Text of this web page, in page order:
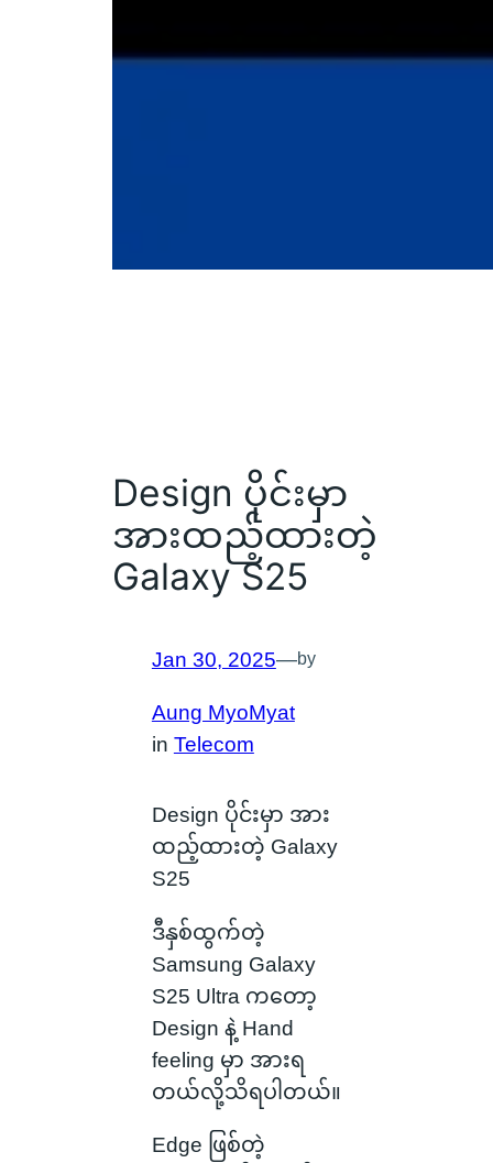
Design ပိုင်းမှာ
အားထည့်ထားတဲ့
Galaxy S25
Jan 30, 2025—by
Aung MyoMyat
in Telecom
Design ပိုင်းမှာ အား
ထည့်ထားတဲ့ Galaxy
S25
ဒီနှစ်ထွက်တဲ့
Samsung Galaxy
S25 Ultra ကတော့
Design နဲ့ Hand
feeling မှာ အားရ
တယ်လို့သိရပါတယ်။
Edge ဖြစ်တဲ့